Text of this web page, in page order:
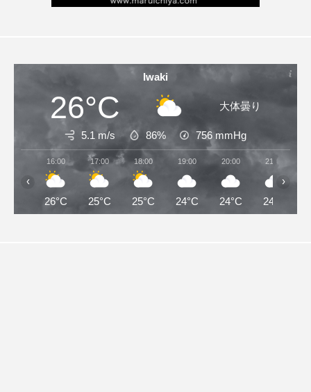
Iwaki
26°C 大体曇り
5.1 m/s 86% 756 mmHg
16:00
26°C
17:00
25°C
18:00
25°C
19:00
24°C
20:00
24°C
21:00
24°C
‹ ›